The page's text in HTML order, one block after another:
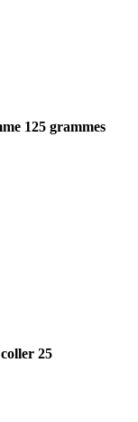
125 grammes
25